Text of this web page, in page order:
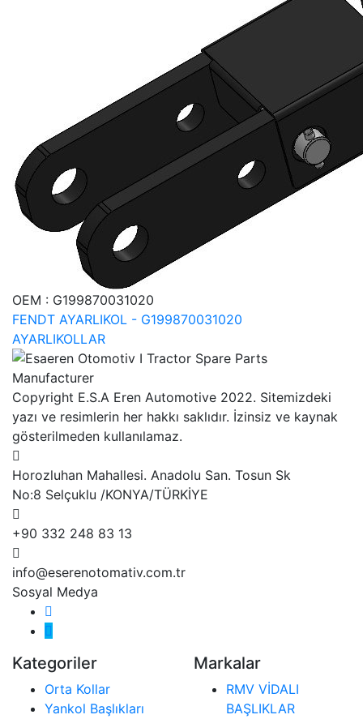
OEM : G199870031020
FENDT AYARLIKOL - G199870031020
AYARLIKOLLAR
Copyright E.S.A Eren Automotive 2022. Sitemizdeki
yazı ve resimlerin her hakkı saklıdır. İzinsiz ve kaynak
gösterilmeden kullanılamaz.
Horozluhan Mahallesi. Anadolu San. Tosun Sk
No:8 Selçuklu /KONYA/TÜRKİYE
+90 332 248 83 13
info@eserenotomativ.com.tr
Sosyal Medya
Kategoriler
Orta Kollar
Yankol Başlıkları
Markalar
RMV VİDALI
BAŞLIKLAR